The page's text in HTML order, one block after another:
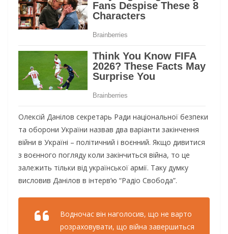
Олексій Данілов секретарь Ради національної безпеки
та оборони України назвав два варіанти закінчення
війни в Україні – політичний і воєнний. Якщо дивитися
з воєнного погляду коли закінчиться війна, то це
залежить тільки від української армії. Таку думку
висловив Данілов в інтерв’ю “Радіо Свобода”.
Водночас він наголосив, що не варто
розраховувати, що війна завершиться